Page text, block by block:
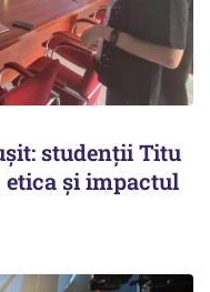
studenții Titu
și impactul